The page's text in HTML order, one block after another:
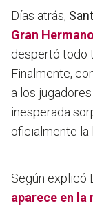
Días atrás,
Gran Hermano
despertó todo
Finalmente,
a los
inesperada
oficialmente la
Según explicó
aparece en la